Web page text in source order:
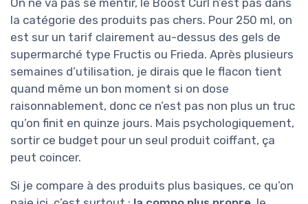
On ne va pas se mentir, le Boost Curl n’est pas dans
la catégorie des produits pas chers. Pour 250 ml, on
est sur un tarif clairement au-dessus des gels de
supermarché type Fructis ou Frieda. Après plusieurs
semaines d’utilisation, je dirais que le flacon tient
quand même un bon moment si on dose
raisonnablement, donc ce n’est pas non plus un truc
qu’on finit en quinze jours. Mais psychologiquement,
sortir ce budget pour un seul produit coiffant, ça
peut coincer.
Si je compare à des produits plus basiques, ce qu’on